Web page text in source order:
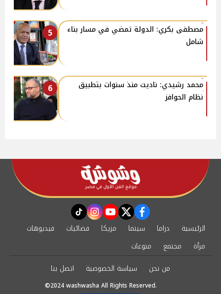
5
مصطفى بكري: الدولة تمضي في مسار بناء
شامل
6
محمد رشيدي: ناديت منذ سنوات بتطبيق
نظام الحوافز
facebook
twitter
youtube
instagram
tiktok
الرئيسية دراما سينما مزيكا فضائيات
فيديوهات
مرأة
مجتمع
منوعات
من نحن
سياسة الخصوصية اتصل بنا
©2024 washwasha All Rights Reserved.